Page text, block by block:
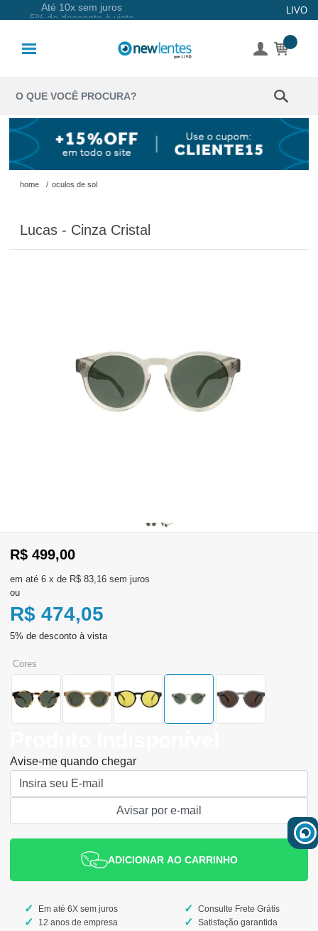
Até 10x sem juros LIVO
Coloridas
Solução
Óculos de
Óculos de
Grau
Identifique-
aqui
Registre-
se
home / oculos de sol
Lucas - Cinza Cristal
R$ 499,00
6 x de R$ 83,16 sem juros
ou
R$ 474,05
cores
Avise-me quando chegar
ADICIONAR AO CARRINHO
Em até 6X sem juros
12 anos de empresa
Consulte Frete Grátis
Satisfação garantida